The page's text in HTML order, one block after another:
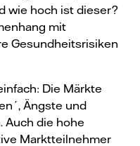
wie hoch ist dieser?
mit
Gesundheitsrisiken
Die Märkte
Ängste und
Auch die hohe
Marktteilnehmer